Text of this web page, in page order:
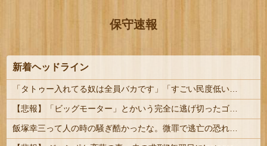
保守速報
新着ヘッドライン